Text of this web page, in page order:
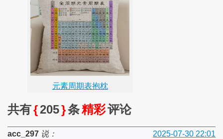
元素周期表抱枕
共有{205}条精彩评论
acc_297说： 2025-07-30 22:01